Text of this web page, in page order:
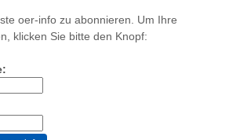
oer-info zu abonnieren. Um Ihre
klicken Sie bitte den Knopf: